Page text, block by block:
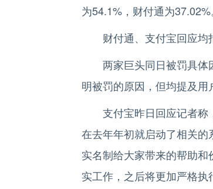
为54.1%，财付通为37.02%。
财付通、支付宝回应均
两家巨头同日被罚具体
明被罚的原因，但均提及用
支付宝昨日回应记者称
在去年年初就启动了相关
实名制给大家带来的帮助
实工作，之后将更加严格执